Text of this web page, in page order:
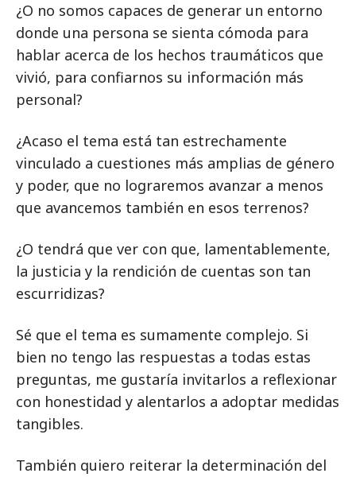
¿O no somos capaces de generar un entorno
donde una persona se sienta cómoda para
hablar acerca de los hechos traumáticos que
vivió, para confiarnos su información más
personal?
¿Acaso el tema está tan estrechamente
vinculado a cuestiones más amplias de género
y poder, que no lograremos avanzar a menos
que avancemos también en esos terrenos?
¿O tendrá que ver con que, lamentablemente,
la justicia y la rendición de cuentas son tan
escurridizas?
Sé que el tema es sumamente complejo. Si
bien no tengo las respuestas a todas estas
preguntas, me gustaría invitarlos a reflexionar
con honestidad y alentarlos a adoptar medidas
tangibles.
También quiero reiterar la determinación del